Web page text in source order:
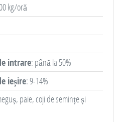
kg/oră
intrare: până la 50%
ieșire: 9-14%
paie, coji de semințe și